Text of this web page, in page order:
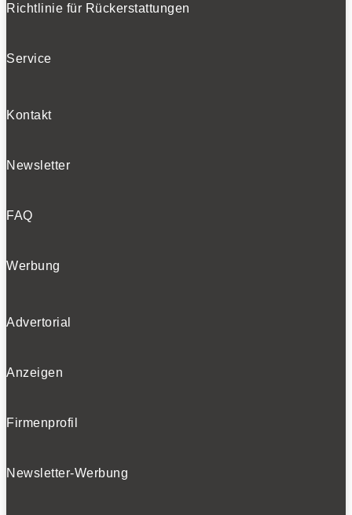
Richtlinie für Rückerstattungen
Service
Kontakt
Newsletter
FAQ
Werbung
Advertorial
Anzeigen
Firmenprofil
Newsletter-Werbung